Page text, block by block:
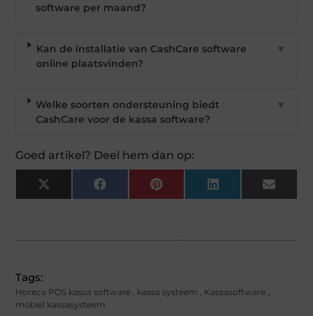
software per maand?
Kan de installatie van CashCare software
online plaatsvinden?
▼
Welke soorten ondersteuning biedt
CashCare voor de kassa software?
▼
Goed artikel? Deel hem dan op:
X
(Twitter)
Facebook Pinterest LinkedIn Email
Tags:
Horeca POS kassa software kassa systeem Kassasoftware
mobiel kassasysteem